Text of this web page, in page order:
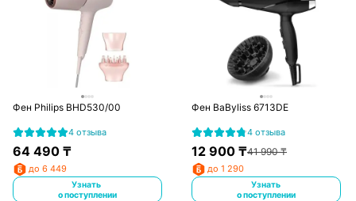
Фен Philips BHD530/00
4 отзыва
64 490₸
до 6 449
Узнать
о поступлении
Фен BaByliss 6713DE
4 отзыва
12 900 ₸41 990₸
до 1 290
Узнать
о поступлении